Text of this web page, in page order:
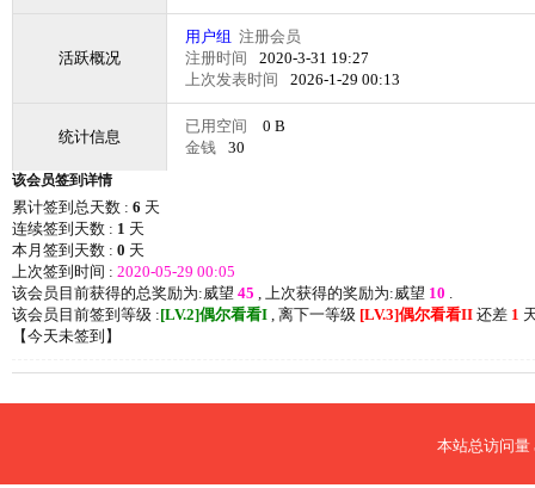
活跃概况
用户组 注册会员
注册时间
2020-3-31 19:27
上次发表时间
2026-1-29 00:13
统计信息
已用空间
0 B
金钱
30
该会员签到详情
累计签到总天数 : 6 天
连续签到天数 : 1 天
本月签到天数 : 0 天
上次签到时间 : 2020-05-29 00:05
该会员目前获得的总奖励为:威望 45 , 上次获得的奖励为:威望 10 .
该会员目前签到等级 :[LV.2]偶尔看看I , 离下一等级 [LV.3]偶尔看看II 还差 1
【今天未签到 】
本站总访问量